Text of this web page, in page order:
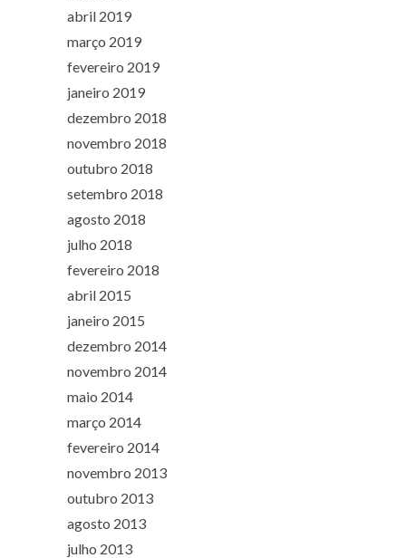
abril 2019
março 2019
fevereiro 2019
janeiro 2019
dezembro 2018
novembro 2018
outubro 2018
setembro 2018
agosto 2018
julho 2018
fevereiro 2018
abril 2015
janeiro 2015
dezembro 2014
novembro 2014
maio 2014
março 2014
fevereiro 2014
novembro 2013
outubro 2013
agosto 2013
julho 2013